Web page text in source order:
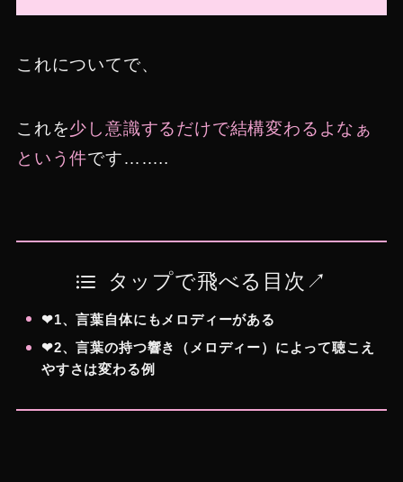
これについてで、
これを少し意識するだけで結構変わるよなぁ
という件です……..
タップで飛べる目次↗︎
❤︎1、言葉自体にもメロディーがある
❤︎2、言葉の持つ響き（メロディー）によって聴こえ
やすさは変わる例